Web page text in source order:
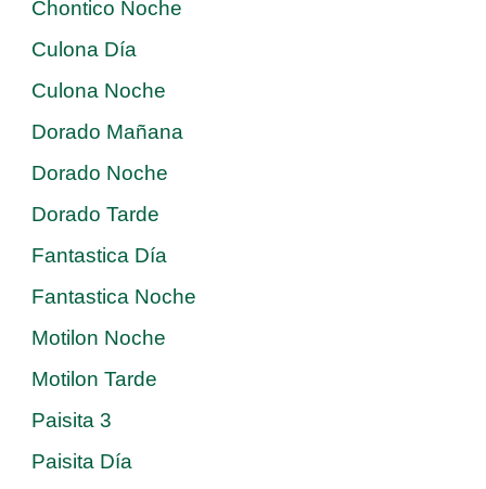
Chontico Noche
Culona Día
Culona Noche
Dorado Mañana
Dorado Noche
Dorado Tarde
Fantastica Día
Fantastica Noche
Motilon Noche
Motilon Tarde
Paisita 3
Paisita Día